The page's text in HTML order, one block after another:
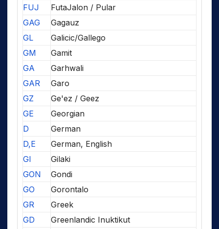
FUJ
FutaJalon / Pular
GAG
Gagauz
GL
Galicic/Gallego
GM
Gamit
GA
Garhwali
GAR
Garo
GZ
Ge'ez / Geez
GE
Georgian
D
German
D,E
German, English
GI
Gilaki
GON
Gondi
GO
Gorontalo
GR
Greek
GD
Greenlandic Inuktikut